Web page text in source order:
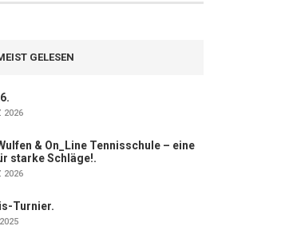
GELESEN
2026
& On_Line Tennisschule – eine
starke Schläge!.
2026
Turnier.